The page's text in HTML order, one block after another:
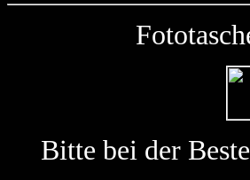
Bitte bei der